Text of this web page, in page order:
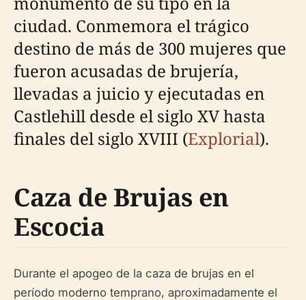
ciudad. Conmemora el trágico
destino de más de 300 mujeres que
fueron acusadas de brujería,
llevadas a juicio y ejecutadas en
Castlehill desde el siglo XV hasta
finales del siglo XVIII (Explorial).
Caza de Brujas en
Escocia
Durante el apogeo de la caza de brujas en el
período moderno temprano, aproximadamente el